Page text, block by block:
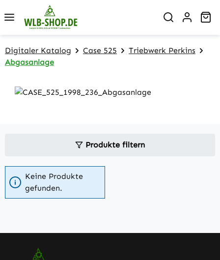
Zum Hauptinhalt springen
Digitaler Katalog Case 525
Triebwerk Perkins
Abgasanlage
Produkte filtern
Keine Produkte
gefunden.